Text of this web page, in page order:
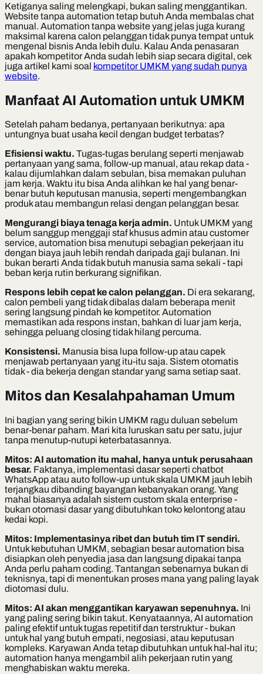
Ketiganya saling melengkapi, bukan saling menggantikan.
Website tanpa automation tetap butuh Anda membalas chat
manual. Automation tanpa website yang jelas juga kurang
maksimal karena calon pelanggan tidak punya tempat untuk
mengenal bisnis Anda lebih dulu. Kalau Anda penasaran
apakah kompetitor Anda sudah lebih siap secara digital, cek
juga artikel kami soal kompetitor UMKM yang sudah punya
website.
Manfaat AI Automation untuk UMKM
Setelah paham bedanya, pertanyaan berikutnya: apa
untungnya buat usaha kecil dengan budget terbatas?
Efisiensi waktu. Tugas-tugas berulang seperti menjawab
pertanyaan yang sama, follow-up manual, atau rekap data -
kalau dijumlahkan dalam sebulan, bisa memakan puluhan
jam kerja. Waktu itu bisa Anda alihkan ke hal yang benar-
benar butuh keputusan manusia, seperti mengembangkan
produk atau membangun relasi dengan pelanggan besar.
Mengurangi biaya tenaga kerja admin. Untuk UMKM yang
belum sanggup menggaji staf khusus admin atau customer
service, automation bisa menutupi sebagian pekerjaan itu
dengan biaya jauh lebih rendah daripada gaji bulanan. Ini
bukan berarti Anda tidak butuh manusia sama sekali - tapi
beban kerja rutin berkurang signifikan.
Respons lebih cepat ke calon pelanggan. Di era sekarang,
calon pembeli yang tidak dibalas dalam beberapa menit
sering langsung pindah ke kompetitor. Automation
memastikan ada respons instan, bahkan di luar jam kerja,
sehingga peluang closing tidak hilang percuma.
Konsistensi. Manusia bisa lupa follow-up atau capek
menjawab pertanyaan yang itu-itu saja. Sistem otomatis
tidak - dia bekerja dengan standar yang sama setiap saat.
Mitos dan Kesalahpahaman Umum
Ini bagian yang sering bikin UMKM ragu duluan sebelum
benar-benar paham. Mari kita luruskan satu per satu, jujur
tanpa menutup-nutupi keterbatasannya.
Mitos: AI automation itu mahal, hanya untuk perusahaan
besar. Faktanya, implementasi dasar seperti chatbot
WhatsApp atau auto follow-up untuk skala UMKM jauh lebih
terjangkau dibanding bayangan kebanyakan orang. Yang
mahal biasanya adalah sistem custom skala enterprise -
bukan otomasi dasar yang dibutuhkan toko kelontong atau
kedai kopi.
Mitos: Implementasinya ribet dan butuh tim IT sendiri.
Untuk kebutuhan UMKM, sebagian besar automation bisa
disiapkan oleh penyedia jasa dan langsung dipakai tanpa
Anda perlu paham coding. Tantangan sebenarnya bukan di
teknisnya, tapi di menentukan proses mana yang paling layak
diotomasi dulu.
Mitos: AI akan menggantikan karyawan sepenuhnya. Ini
yang paling sering bikin takut. Kenyataannya, AI automation
paling efektif untuk tugas repetitif dan terstruktur - bukan
untuk hal yang butuh empati, negosiasi, atau keputusan
kompleks. Karyawan Anda tetap dibutuhkan untuk hal-hal itu;
automation hanya mengambil alih pekerjaan rutin yang
menghabiskan waktu mereka.